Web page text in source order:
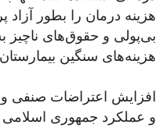
هزینه درمان را بطور
بی‌پولی و حقوق‌های ناچیز
هزینه‌های سنگین
افزایش اعتراضات صنفی
و عملکرد جمهوری اسلامی